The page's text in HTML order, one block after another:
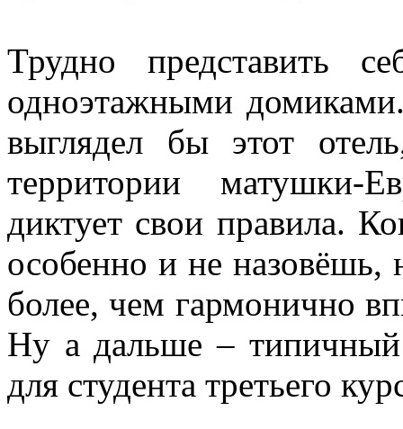
Трудно представить
одноэтажными
выглядел бы этот
территории матушки-
диктует свои правила.
особенно и не назовёшь,
более, чем гармонично
Ну а дальше – типичный
для студента третьего